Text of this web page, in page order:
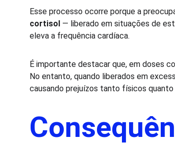
Esse processo ocorre porque a
cortisol — liberado em situações de
eleva a frequência cardíaca.
É importante destacar que, em doses
No entanto, quando liberados em
causando prejuízos tanto físicos